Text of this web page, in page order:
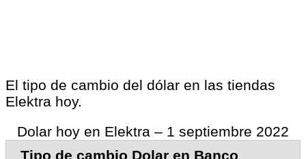
El tipo de cambio del dólar en las tiendas
Elektra hoy.
Dolar hoy en Elektra – 1 septiembre 2022
Tipo de cambio Dolar en Banco